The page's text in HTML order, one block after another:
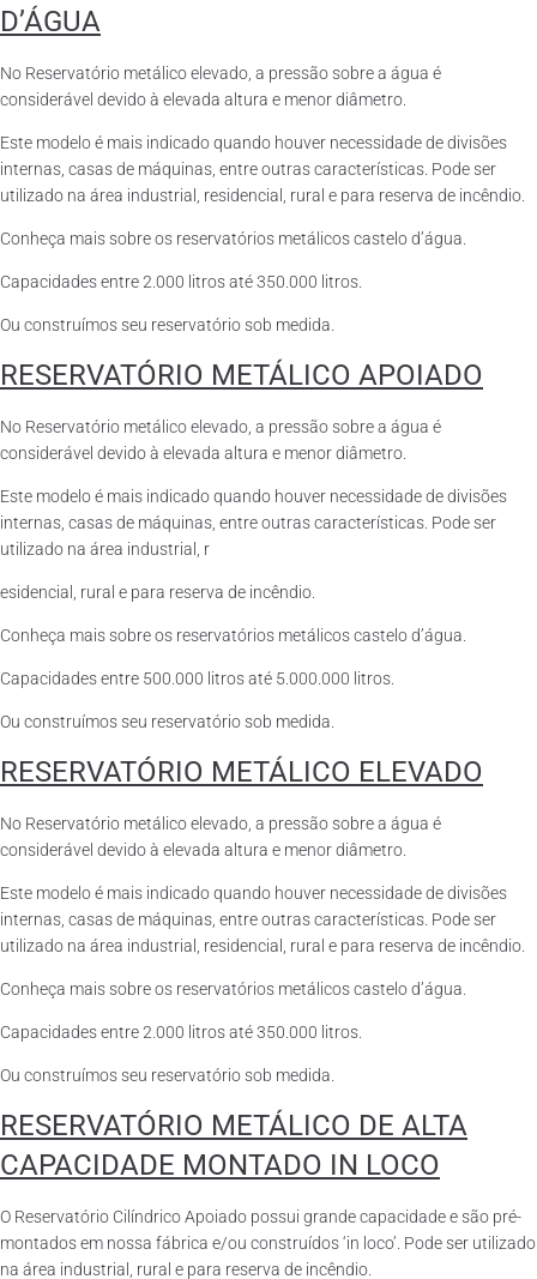
D’ÁGUA
No Reservatório metálico elevado, a pressão sobre a água é
considerável devido à elevada altura e menor diâmetro.
Este modelo é mais indicado quando houver necessidade de divisões
internas, casas de máquinas, entre outras características. Pode ser
utilizado na área industrial, residencial, rural e para reserva de incêndio.
Conheça mais sobre os reservatórios metálicos castelo d’água.
Capacidades entre 2.000 litros até 350.000 litros.
Ou construímos seu reservatório sob medida.
RESERVATÓRIO METÁLICO APOIADO
No Reservatório metálico elevado, a pressão sobre a água é
considerável devido à elevada altura e menor diâmetro.
Este modelo é mais indicado quando houver necessidade de divisões
internas, casas de máquinas, entre outras características. Pode ser
utilizado na área industrial, r
esidencial, rural e para reserva de incêndio.
Conheça mais sobre os reservatórios metálicos castelo d’água.
Capacidades entre 500.000 litros até 5.000.000 litros.
Ou construímos seu reservatório sob medida.
RESERVATÓRIO METÁLICO ELEVADO
No Reservatório metálico elevado, a pressão sobre a água é
considerável devido à elevada altura e menor diâmetro.
Este modelo é mais indicado quando houver necessidade de divisões
internas, casas de máquinas, entre outras características. Pode ser
utilizado na área industrial, residencial, rural e para reserva de incêndio.
Conheça mais sobre os reservatórios metálicos castelo d’água.
Capacidades entre 2.000 litros até 350.000 litros.
Ou construímos seu reservatório sob medida.
RESERVATÓRIO METÁLICO DE ALTA
CAPACIDADE MONTADO IN LOCO
O Reservatório Cilíndrico Apoiado possui grande capacidade e são pré-
montados em nossa fábrica e/ou construídos ‘in loco’. Pode ser utilizado
na área industrial, rural e para reserva de incêndio.